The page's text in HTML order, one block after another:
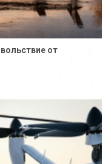
от